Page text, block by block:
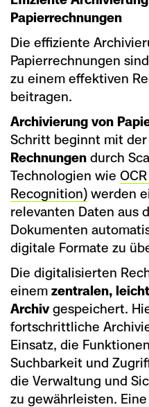
Papierrechnungen
Die effiziente
Papierrechnungen
zu einem effektiven
beitragen.
Archivierung von
Schritt beginnt mit der
Rechnungen durch
Technologien wie
Recognition) werden
relevanten Daten aus
Dokumenten
digitale Formate zu
Die digitalisierten
einem zentralen,
Archivgespeichert.
fortschrittliche
Einsatz, die
Suchbarkeit und
die Verwaltung und
zu gewährleisten.